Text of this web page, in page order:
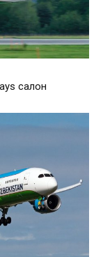
салон